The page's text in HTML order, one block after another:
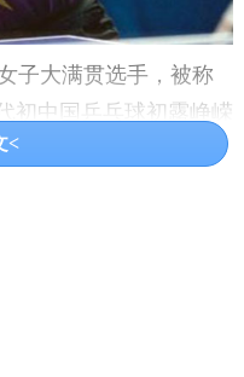
子大满贯选手，被称
初中国乒乓球初露峥嵘
乓球所向披靡。18岁
<